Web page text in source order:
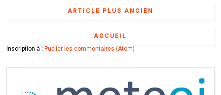
ARTICLE PLUS ANCIEN
ACCUEIL
Inscription à :Publier les commentaires (Atom)